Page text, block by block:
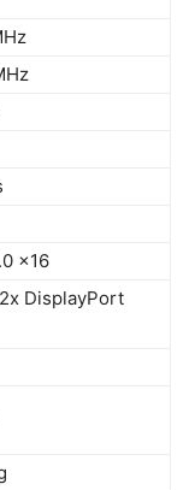
x16
DisplayPort